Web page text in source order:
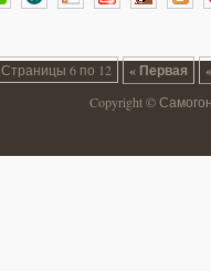
Страницы 6 по 12 « Первая «
Copyright ©